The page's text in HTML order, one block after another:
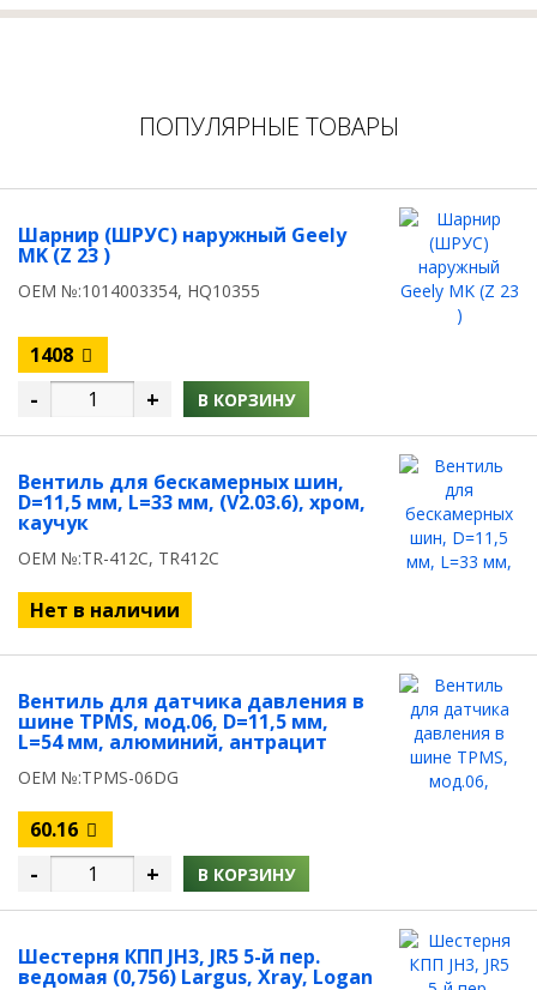
ПОПУЛЯРНЫЕ ТОВАРЫ
Шарнир (ШРУС) наружный Geely
MK (Z 23 )
OEM №:1014003354, HQ10355
1408
- + В КОРЗИНУ
Вентиль для бескамерных шин,
D=11,5 мм, L=33 мм, (V2.03.6), хром,
каучук
OEM №:TR-412С, TR412С
Нет в наличии
Вентиль для датчика давления в
шине TPMS, мод.06, D=11,5 мм,
L=54 мм, алюминий, антрацит
OEM №:TPMS-06DG
60.16
- + В КОРЗИНУ
Шестерня КПП JH3, JR5 5-й пер.
ведомая (0,756) Largus, Xray, Logan